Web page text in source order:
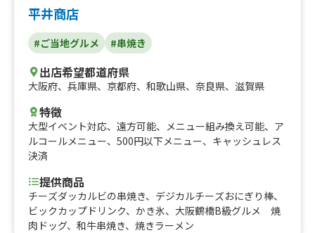
平井商店
#ご当地グルメ #串焼き
出店希望都道府県
大阪府、 兵庫県、 京都府、 和歌山県、 奈良県、 滋賀県
特徴
大型イベント対応、 遠方可能、 メニュー組み換え可能、 ア
ルコールメニュー、 500円以下メニュー、 キャッシュレス
決済
提供商品
チーズダッカルビの串焼き、デジカルチーズおにぎり棒、
ビックカップドリンク、かき氷、大阪鶴橋B級グルメ 焼
肉ドッグ、和牛串焼き、焼きラーメン